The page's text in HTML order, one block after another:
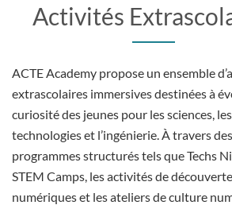
Activités
ACTE Academy propose un ensemble
extrascolaires immersives destinées à
curiosité des jeunes pour les sciences, les
technologies et l’ingénierie. À travers des
programmes structurés tels que Techs
STEM Camps, les activités de
numériques et les ateliers de culture